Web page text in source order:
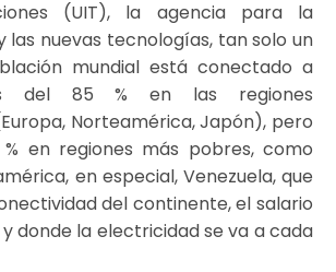
(UIT), la agencia para la
las nuevas tecnologías, tan solo un
mundial está conectado a
del 85 % en las regiones
Norteamérica, Japón), pero
en regiones más pobres, como
en especial, Venezuela, que
del continente, el salario
donde la electricidad se va a cada